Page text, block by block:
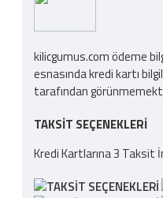
kilicgumus.com ödeme
esnasında kredi kartı
tarafından
TAKSIT SEÇENEKLERI
Kredi Kartlarına 3 Taksit